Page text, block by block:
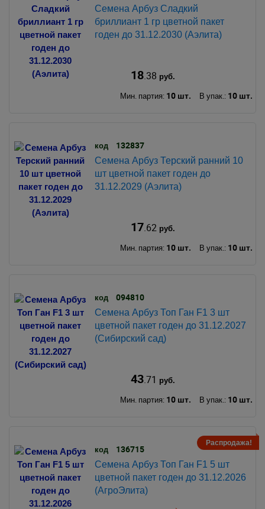
Семена Арбуз Сладкий
бриллиант 1 гр цветной пакет
годен до 31.12.2030 (Аэлита)
18.38 руб.
Мин. партия: 10 шт. В упак.: 10 шт.
код 132837
Семена Арбуз Терский ранний 10
шт цветной пакет годен до
31.12.2029 (Аэлита)
17.62руб.
Мин. партия: 10 шт. В упак.: 10 шт.
код 094810
Семена Арбуз Топ Ган F1 3 шт
цветной пакет годен до 31.12.2027
(Сибирский сад)
43.71 руб.
Мин. партия: 10 шт. В упак.: 10 шт.
Распродажа!
код 136715
Семена Арбуз Топ Ган F1 5 шт
цветной пакет годен до 31.12.2026
(АгроЭлита)